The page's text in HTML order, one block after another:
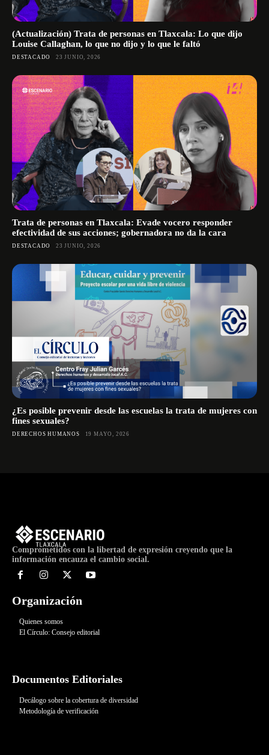
(Actualización) Trata de personas en Tlaxcala: Lo que dijo
Louise Callaghan, lo que no dijo y lo que le faltó
DESTACADO 23 JUNIO, 2026
Trata de personas en Tlaxcala: Evade vocero responder
efectividad de sus acciones; gobernadora no da la cara
DESTACADO 23 JUNIO, 2026
¿Es posible prevenir desde las escuelas la trata de mujeres con
fines sexuales?
DERECHOS HUMANOS 19 MAYO, 2026
Comprometidos con la libertad de expresión creyendo que la
información encauza el cambio social.
Organización
Quienes somos
El Círculo: Consejo editorial
Documentos Editoriales
Decálogo sobre la cobertura de diversidad
Metodología de verificación